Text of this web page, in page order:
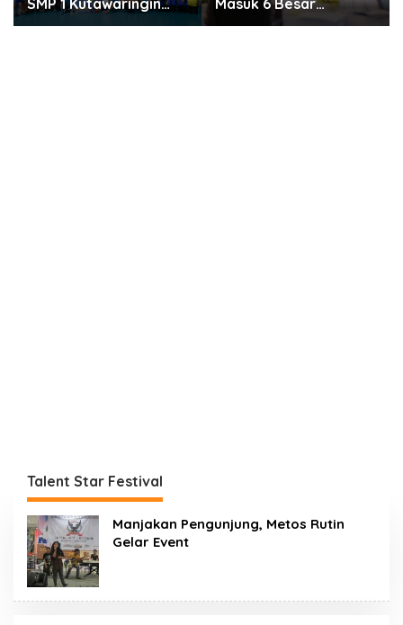
Talent Star Festival
Manjakan Pengunjung, Metos Rutin
Gelar Event